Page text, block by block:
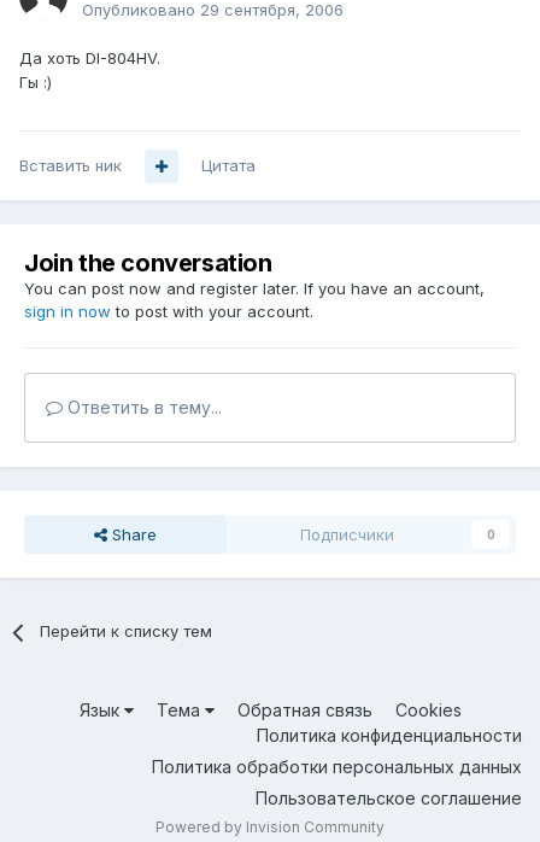
Опубликовано 29 сентября, 2006
Да хоть DI-804HV.
Гы :)
Вставить ник Цитата
Join the conversation
You can post now and register later. If you have an account,
sign in now to post with your account.
Ответить в тему...
Share Подписчики 0
Перейти к списку тем
Язык Тема Обратная связь
Cookies
Политика конфиденциальности
Политика обработки персональных данных
Пользовательское соглашение
Powered by Invision Community